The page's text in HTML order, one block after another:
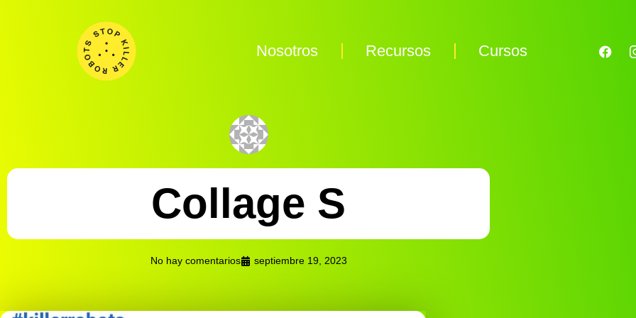
Nosotros Recursos Cursos
Collage S
No hay comentarios septiembre 19, 2023